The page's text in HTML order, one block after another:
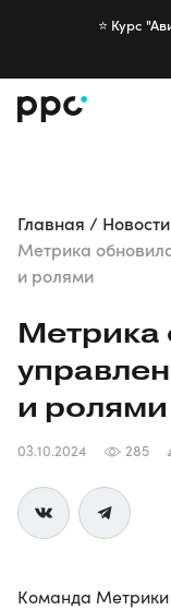
⭐️ Курс
Главная
Новости
Метрика
и ролями
Метрика
и ролями
03.10.2024 285
Команда Метрики